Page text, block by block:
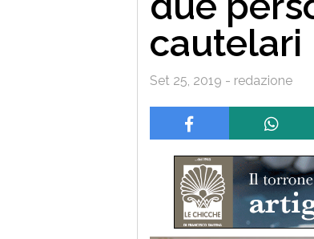
cautelari
Set 25, 2019 - redazione